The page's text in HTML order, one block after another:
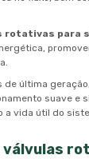
rotativas para
de última
suave e
a vida útil do
válvulas